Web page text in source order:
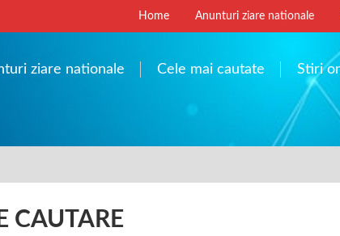
Home Anunturi ziare nationale
ziare nationale Cele mai cautate Stiri
CAUTARE